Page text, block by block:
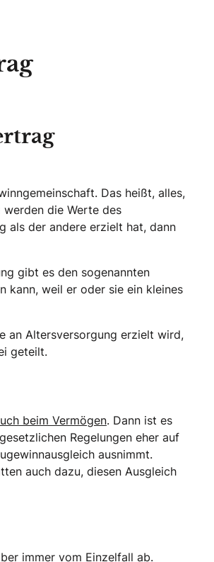
Das heißt, alles,
die Werte des
als der andere erzielt hat, dann
gibt es den sogenannten
kann, weil er oder sie ein kleines
an Altersversorgung erzielt wird,
geteilt.
beim Vermögen. Dann ist es
Regelungen eher auf
ausnimmt.
auch dazu, diesen Ausgleich
immer vom Einzelfall ab.